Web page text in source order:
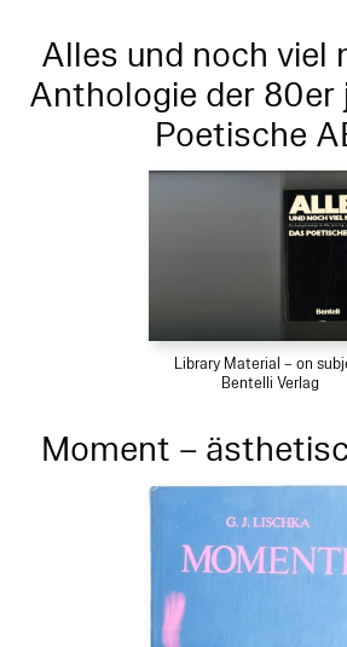
Alles und noch viel
Anthologie der 80er
Poetische
Library Material – on
Bentelli Verlag
Moment –